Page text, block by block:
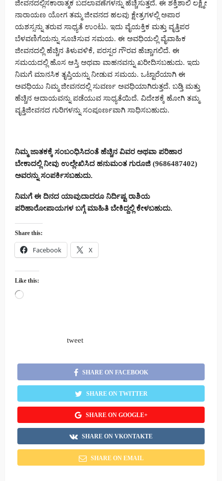
ಜೀವನದಲ್ಲಿಸಕಾರಾತ್ಮಕ ಬದಲಾವಣೆಗಳನ್ನು ಹೆಚ್ಚಿಸುತ್ತದೆ. ಈ ಶಕ್ತಿಶಾಲಿ ಲಕ್ಷ್ಮೀ
ನಾರಾಯಣ ಯೋಗ ತಮ್ಮ ಜೀವನದ ಹಲವು ಕ್ಷೇತ್ರಗಳಲ್ಲಿ ಅಪಾರ
ಯಶಸ್ಸನ್ನು ತರುವ ಸಾಧ್ಯತೆ ಉಂಟು. ಇದು ವೈಯಕ್ತಿಕ ಮತ್ತು ವೃತ್ತಿಪರ
ಬೆಳವಣಿಗೆಯನ್ನು ಸೂಚಿಸುವ ಸಮಯ. ಈ ಅವಧಿಯಲ್ಲಿ ವೈವಾಹಿಕ
ಜೀವನದಲ್ಲಿ ಹೆಚ್ಚಿನ ತಿಳುವಳಿಕೆ, ಪರಸ್ಪರ ಗೌರವ ಹೆಚ್ಚಾಗಲಿದೆ. ಈ
ಸಮಯದಲ್ಲಿ ಹೊಸ ಆಸ್ತಿ ಅಥವಾ ವಾಹನವನ್ನು ಖರೀದಿಸಬಹುದು. ಇದು
ನಿಮಗೆ ಮಾನಸಿಕ ತೃಪ್ತಿಯನ್ನು ನೀಡುವ ಸಮಯ. ಒಟ್ಟಾರೆಯಾಗಿ ಈ
ಅವಧಿಯು ನಿಮ್ಮ ಜೀವನದಲ್ಲಿ ಸುವರ್ಣ ಅವಧಿಯಾಗಿರುತ್ತದೆ. ಬಡ್ತಿ ಮತ್ತು
ಹೆಚ್ಚಿನ ಆದಾಯವನ್ನು ಪಡೆಯುವ ಸಾಧ್ಯತೆಯಿದೆ. ವಿದೇಶಕ್ಕೆ ಹೋಗಿ ತಮ್ಮ
ವೃತ್ತಿಜೀವನದ ಗುರಿಗಳನ್ನು ಸಂಪೂರ್ಣವಾಗಿ ಸಾಧಿಸಬಹುದು.
ನಿಮ್ಮ ಜಾತಕಕ್ಕೆ ಸಂಬಂಧಿಸಿದಂತೆ ಹೆಚ್ಚಿನ ವಿವರ ಅಥವಾ ಪರಿಹಾರ
ಬೇಕಾದಲ್ಲಿ ನೀವು ಉಲ್ಲೇಖಿಸಿದ ಹನುಮಂತ ಗುರೂಜಿ (9686487402)
ಅವರನ್ನು ಸಂಪರ್ಕಿಸಬಹುದು.
ನಿಮಗೆ ಈ ದಿನದ ಯಾವುದಾದರೂ ನಿರ್ದಿಷ್ಟ ರಾಶಿಯ
ಪರಿಹಾರೋಪಾಯಗಳ ಬಗ್ಗೆ ಮಾಹಿತಿ ಬೇಕಿದ್ದಲ್ಲಿ ಕೇಳಬಹುದು.
Share this:
Facebook X
Like this:
Loading…
tweet
SHARE ON FACEBOOK
SHARE ON TWITTER
SHARE ON GOOGLE+
SHARE ON VKONTAKTE
SHARE ON EMAIL